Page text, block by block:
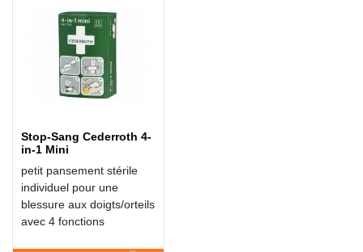
Stop-Sang Cederroth 4-
in-1 Mini
petit pansement stérile
individuel pour une
blessure aux doigts/orteils
avec 4 fonctions